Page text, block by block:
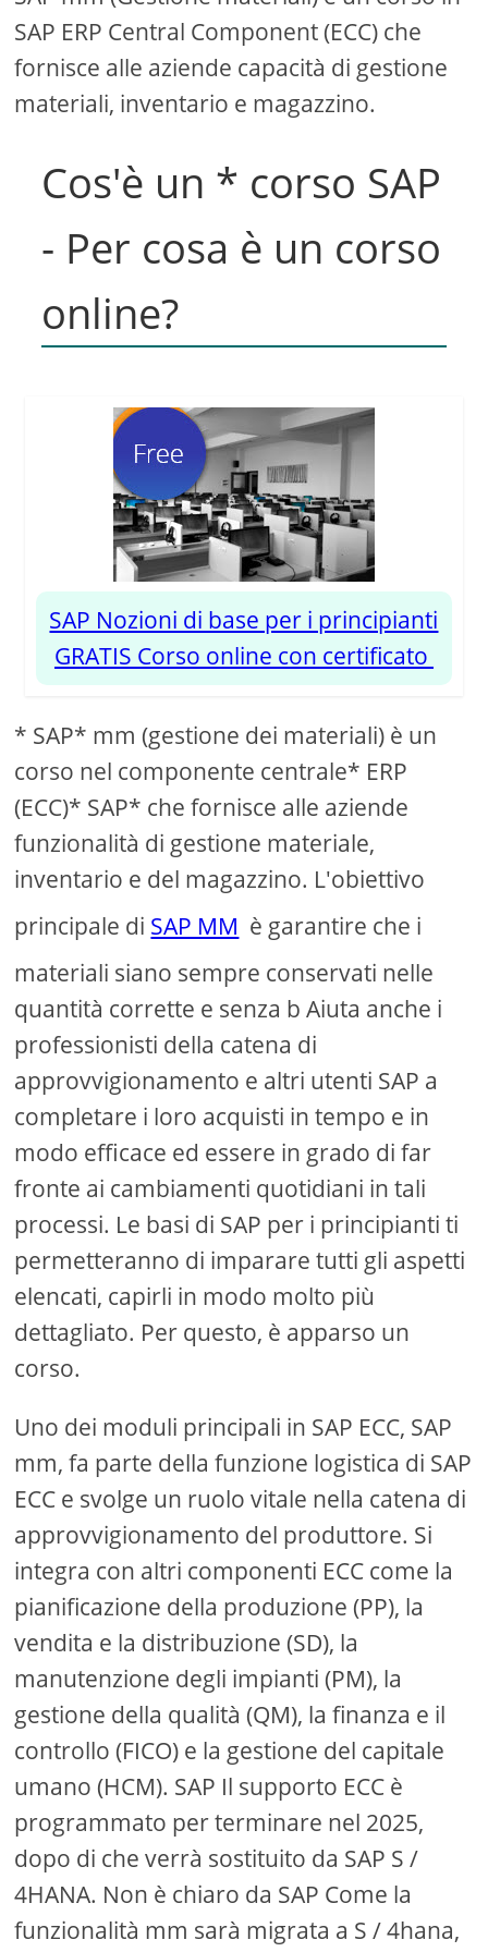
SAP ERP Central Component (ECC) che
fornisce alle aziende capacità di gestione
materiali, inventario e magazzino.
Cos'è un * corso SAP
- Per cosa è un corso
online?
SAP Nozioni di base per i principianti
GRATIS Corso online con certificato
* SAP* mm (gestione dei materiali) è un
corso nel componente centrale* ERP
(ECC)* SAP* che fornisce alle aziende
funzionalità di gestione materiale,
inventario e del magazzino. L'obiettivo
principale di SAP MM è garantire che i
materiali siano sempre conservati nelle
quantità corrette e senza b Aiuta anche i
professionisti della catena di
approvvigionamento e altri utenti SAP a
completare i loro acquisti in tempo e in
modo efficace ed essere in grado di far
fronte ai cambiamenti quotidiani in tali
processi. Le basi di SAP per i principianti ti
permetteranno di imparare tutti gli aspetti
elencati, capirli in modo molto più
dettagliato. Per questo, è apparso un
corso.
Uno dei moduli principali in SAP ECC, SAP
mm, fa parte della funzione logistica di SAP
ECC e svolge un ruolo vitale nella catena di
approvvigionamento del produttore. Si
integra con altri componenti ECC come la
pianificazione della produzione (PP), la
vendita e la distribuzione (SD), la
manutenzione degli impianti (PM), la
gestione della qualità (QM), la finanza e il
controllo (FICO) e la gestione del capitale
umano (HCM). SAP Il supporto ECC è
programmato per terminare nel 2025,
dopo di che verrà sostituito da SAP S /
4HANA. Non è chiaro da SAP Come la
funzionalità mm sarà migrata a S / 4hana,